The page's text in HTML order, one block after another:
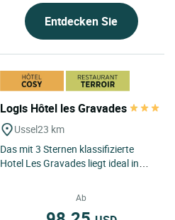
Entdecken Sie
Logis Hôtel les Gravades
Ussel23 km
Das mit 3 Sternen klassifizierte
Hotel Les Gravades liegt ideal in
Corrèze, in einer natürlichen...
Ab